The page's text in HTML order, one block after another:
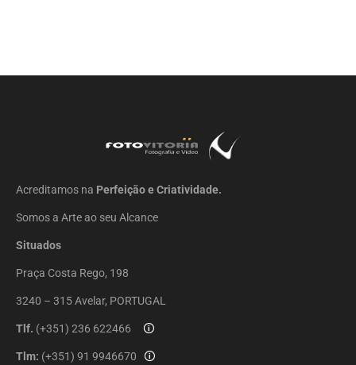
Acreditamos na Perfeição e Criatividade.
Somos a Arte ao seu Alcance
Situados
Praça Costa Rego, 198
3240 – 315 Avelar, PORTUGAL
Tlf. (+351) 236 622466 🛈
Tlm: (+351) 91 9946670 🛈